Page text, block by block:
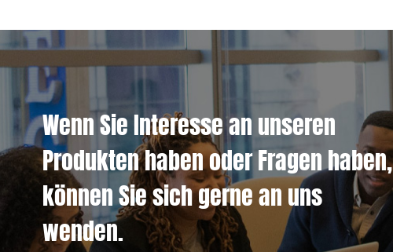
Wenn Sie Interesse an unseren
Produkten haben oder Fragen haben,
können Sie sich gerne an uns
wenden.